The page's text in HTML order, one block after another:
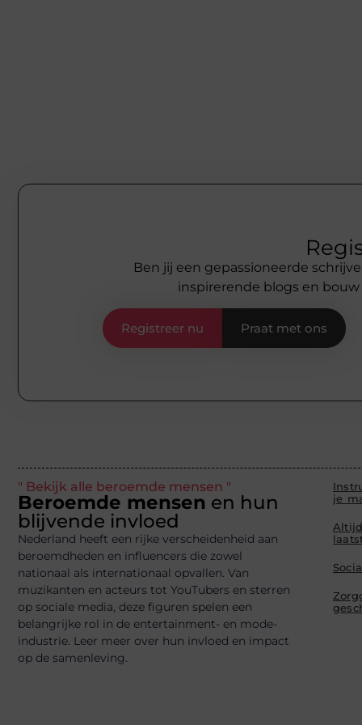
Ben jij een gepassioneerde
inspirerende blogs en
Registreer nu Praat met ons
" Bekijk alle beroemde mensen "
Beroemde mensen en hun
blijvende invloed
Nederland heeft een rijke verscheidenheid aan
beroemdheden en influencers die zowel
nationaal als internationaal opvallen. Van
muzikanten en acteurs tot YouTubers en sterren
op sociale media, deze figuren spelen een
belangrijke rol in de entertainment- en mode-
industrie. Leer meer over hun invloed en impact
op de samenleving.
je